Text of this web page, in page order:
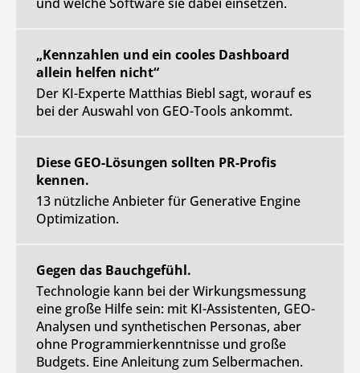
„Kennzahlen und ein cooles Dashboard
allein helfen nicht“
Der KI-Experte Matthias Biebl sagt, worauf es
bei der Auswahl von GEO-Tools ankommt.
Diese GEO-Lösungen sollten PR-Profis
kennen.
13 nützliche Anbieter für Generative Engine
Optimization.
Gegen das Bauchgefühl.
Technologie kann bei der Wirkungsmessung
eine große Hilfe sein: mit KI-Assistenten, GEO-
Analysen und synthetischen Personas, aber
ohne Programmierkenntnisse und große
Budgets. Eine Anleitung zum Selbermachen.